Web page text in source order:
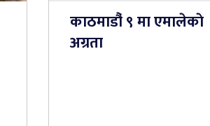
काठमाडौं‌ ९ मा एमालेकाे
अग्रता